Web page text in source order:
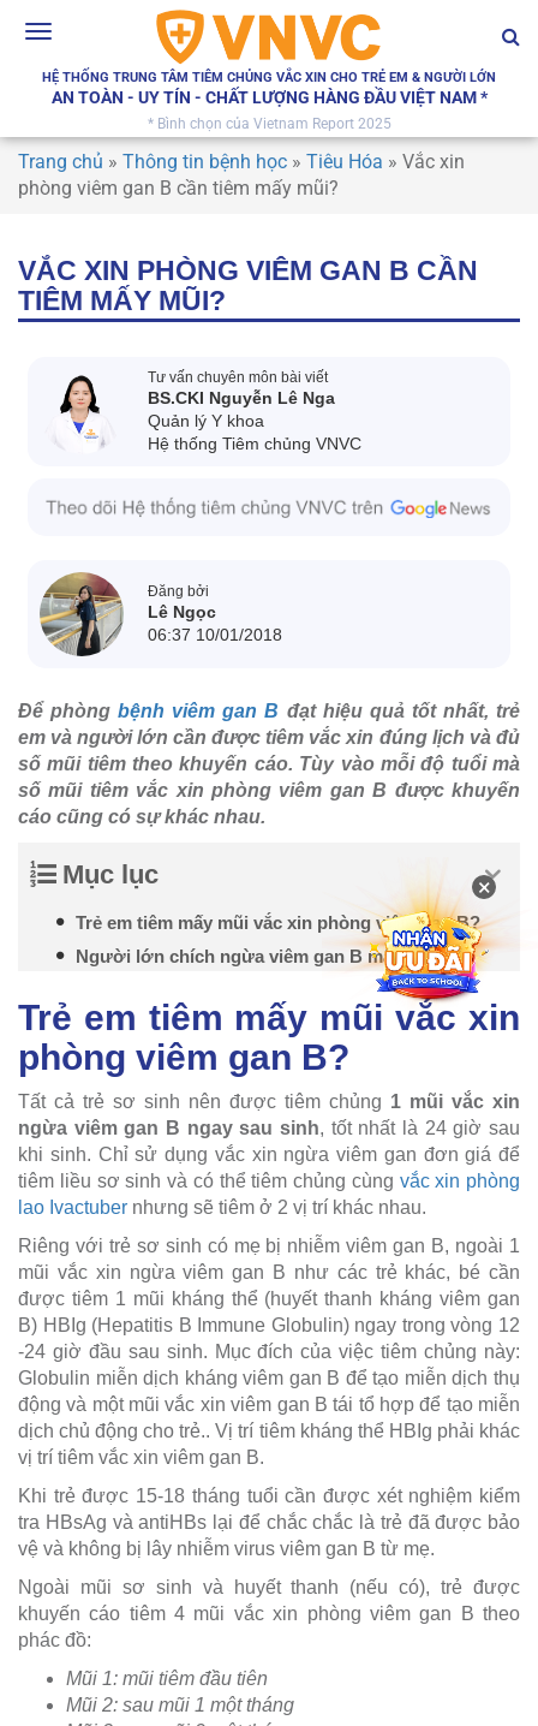
Toggle
HỆ THỐNG TRUNG TÂM TIÊM CHỦNG VẮC XIN CHO TRẺ EM & NGƯỜI LỚN
AN TOÀN - UY TÍN - CHẤT LƯỢNG HÀNG ĐẦU VIỆT NAM *
* Bình chọn của Vietnam Report 2025
Trang chủ » Thông tin bệnh học » Tiêu Hóa » Vắc xin
phòng viêm gan B cần tiêm mấy mũi?
VẮC XIN PHÒNG VIÊM GAN B CẦN
TIÊM MẤY MŨI?
Tư vấn chuyên môn bài viết
BS.CKI Nguyễn Lê Nga
Quản lý Y khoa
Hệ thống Tiêm chủng VNVC
Đăng bởi
Lê Ngọc
06:37 10/01/2018
Để phòngbệnh viêm gan B đạt hiệu quả tốt nhất, trẻ
em và người lớn cần được tiêm vắc xin đúng lịch và đủ
số mũi tiêm theo khuyến cáo. Tùy vào mỗi độ tuổi mà
số mũi tiêm vắc xin phòng viêm gan B được khuyến
cáo cũng có sự khác nhau.
Mục lục
Trẻ em tiêm mấy mũi vắc xin phòng viêm gan B?
Người lớn chích ngừa viêm gan B mấy mũi?
Trẻ em tiêm mấy mũi vắc xin
phòng viêm gan B?
Tất cả trẻ sơ sinh nên được tiêm chủng 1 mũi vắc xin
ngừa viêm gan B ngay sau sinh, tốt nhất là 24 giờ sau
khi sinh. Chỉ sử dụng vắc xin ngừa viêm gan đơn giá để
tiêm liều sơ sinh và có thể tiêm chủng cùng vắc xin phòng
lao Ivactuber nhưng sẽ tiêm ở 2 vị trí khác nhau.
Riêng với trẻ sơ sinh có mẹ bị nhiễm viêm gan B, ngoài 1
mũi vắc xin ngừa viêm gan B như các trẻ khác, bé cần
được tiêm 1 mũi kháng thể (huyết thanh kháng viêm gan
B) HBIg (Hepatitis B Immune Globulin) ngay trong vòng 12
-24 giờ đầu sau sinh. Mục đích của việc tiêm chủng này:
Globulin miễn dịch kháng viêm gan B để tạo miễn dịch thụ
động và một mũi vắc xin viêm gan B tái tổ hợp để tạo miễn
dịch chủ động cho trẻ.. Vị trí tiêm kháng thể HBIg phải khác
vị trí tiêm vắc xin viêm gan B.
Khi trẻ được 15-18 tháng tuổi cần được xét nghiệm kiểm
tra HBsAg và antiHBs lại để chắc chắc là trẻ đã được bảo
vệ và không bị lây nhiễm virus viêm gan B từ mẹ.
Ngoài mũi sơ sinh và huyết thanh (nếu có), trẻ được
khuyến cáo tiêm 4 mũi vắc xin phòng viêm gan B theo
phác đồ:
Mũi 1: mũi tiêm đầu tiên
Mũi 2: sau mũi 1 một tháng
×